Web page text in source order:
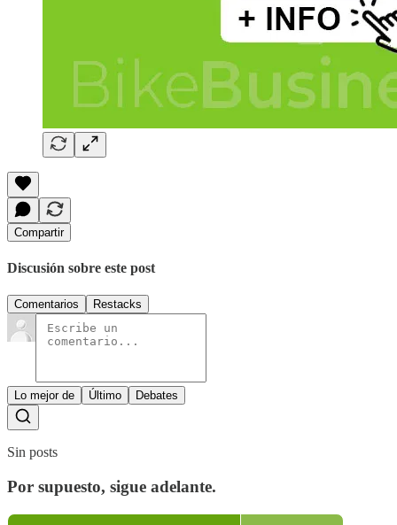
Compartir
Discusión sobre este post
Comentarios Restacks
Lo mejor de Último Debates
Sin posts
Por supuesto, sigue adelante.